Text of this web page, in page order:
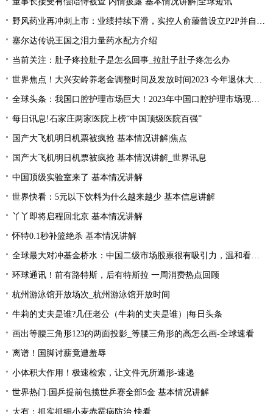
野风药业再冲刺上市：业绩持续下滑，实控人俞蘠曾设立P2P并自融 天天观察
塞尔达传说王国之泪力量药水配方介绍
当前关注：肚子疼拉肚子是怎么回事_拉肚子肚子疼怎么办
世界焦点！大兴安岭养老金调整时间及发放时间2023 今年退休大概会涨的的？
全球头条：我国口腔护理市场巨大！2023年中国口腔护理市场现状分析
每日讯息!石家庄两家医院上榜“中国顶级医院百强”
国产大飞机明日机票被疯抢 基本情况讲解|焦点
国产大飞机明日机票被疯抢 基本情况讲解_世界讯息
中国顶级实验室来了 基本情况讲解
世界快看：5元以下饮料为什么越来越少 基本信息讲解
丫丫即将启程回北京 基本情况讲解
怀特0.1秒补篮绝杀 基本情况讲解
全球最大对冲基金桥水：中国二级市场股票很有吸引力，温和看多中国资产|全球简讯
环球通讯！前有路特斯，后有特斯拉 一周消费热点回顾
杭州游泳馆开放场次_杭州游泳馆开放时间
牛莉的丈夫是谁?几仼老公（牛莉的丈夫是谁）|每日头条
画出等腰三角形123的两面投影_等腰三角形的高怎么画-全球速看
离谱！国脚讨薪竟遭羞辱
小体积大作用！极速检索，让文件无所遁形-速递
世界热门:国乒提前包揽世乒赛全部5金 基本情况讲解
大有：抓实抓细小麦赤霉病防治 快看